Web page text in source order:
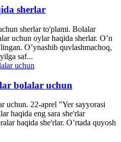
sherlar
sherlar to'plami. Bolalar
uchun oylar haqida sherlar. O’n
O’ynashib quvlashmachoq,
saf...
bolalar uchun
uchun. 22-aprel "Yer sayyorasi
haqida eng sara she'rlar
haqida she'rlar. O’rtada quyosh